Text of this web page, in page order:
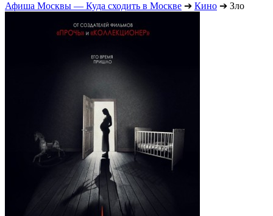
Афиша Москвы — Куда сходить в Москве ➔ Кино ➔ Зло